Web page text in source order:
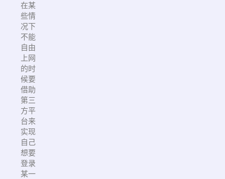
在某
些情
况下
不能
自由
上网
的时
候要
借助
第三
方平
台来
实现
自己
想要
登录
某一